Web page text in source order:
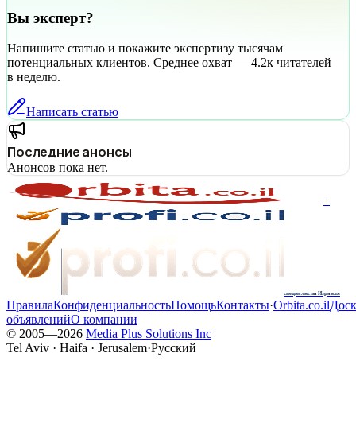
Вы эксперт?
Напишите статью и покажите экспертизу тысячам
потенциальных клиентов. Среднее охват — 4.2к читателей
в неделю.
Написать статью
Последние анонсы
Анонсов пока нет.
+
специалисты Израиля
ПравилаКонфиденциальностьПомощьКонтакты·Orbita.co.il
объявленийО компании
© 2005—2026 Media Plus Solutions Inc
Tel Aviv · Haifa · Jerusalem·Русский